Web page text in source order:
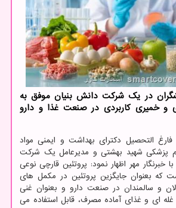
در یک شرکت دانش بنیان موفق به
و خمیری کاربردی در صنعت غذا و دارو
فارغ التحصیل دکترای بهداشت و ایمنی مواد
پزشکی شهید بهشتی و مدیرعامل یک شرکت
خبرنگار مهر اظهار نمود: پروتئین قارچی نوعی
که بعنوان جایگزین پروتئین در مکمل های
و سالمندان در صنعت دارو و بعنوان غنی
غله ای و غذای آماده مصرف، قابل استفاده می